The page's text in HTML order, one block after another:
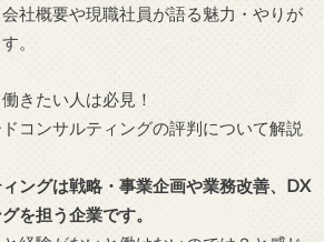
社概要や現職社員が語る魅力・やりが
。
きたい人は必見！
コンサルティングの評判について解説
ングは戦略・事業企画や業務改善、DX
を担う企業です。